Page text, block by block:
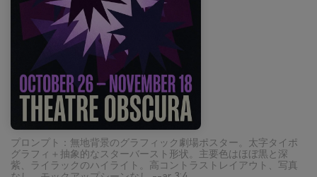
プロンプト：無地背景のグラフィック劇場ポスター。太字タイポ
グラフィ＋抽象的なスターバースト形状。主要色はほぼ黒と深
紫、ライラックのハイライト。高コントラストレイアウト、写真